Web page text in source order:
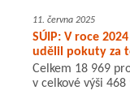
11. června 2025
SÚIP: V roce
udělil pokuty za
Celkem 18 969
v celkové výši